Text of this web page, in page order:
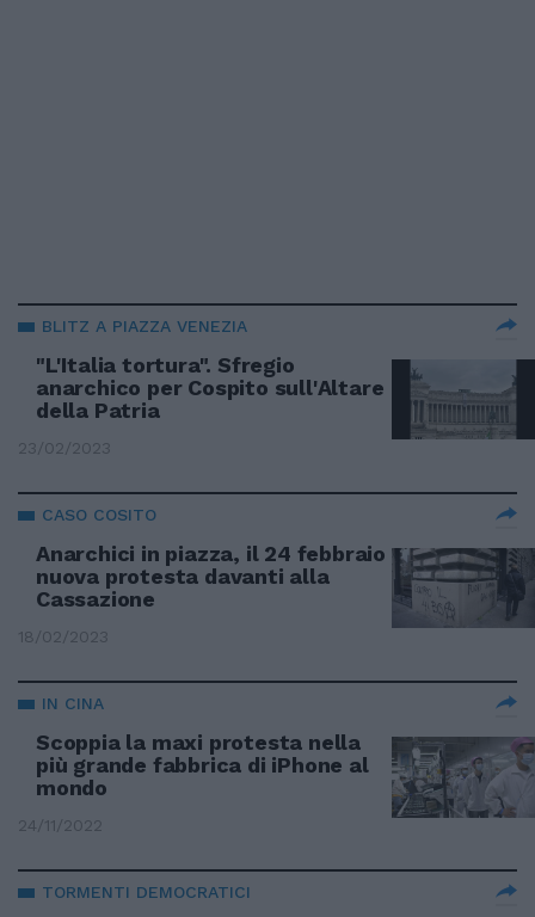
BLITZ A PIAZZA VENEZIA
"L'Italia tortura". Sfregio
anarchico per Cospito sull'Altare
della Patria
23/02/2023
CASO COSITO
Anarchici in piazza, il 24 febbraio
nuova protesta davanti alla
Cassazione
18/02/2023
IN CINA
Scoppia la maxi protesta nella
più grande fabbrica di iPhone al
mondo
24/11/2022
TORMENTI DEMOCRATICI